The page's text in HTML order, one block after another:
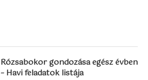
Rózsabokor gondozása egész évben
– Havi feladatok listája